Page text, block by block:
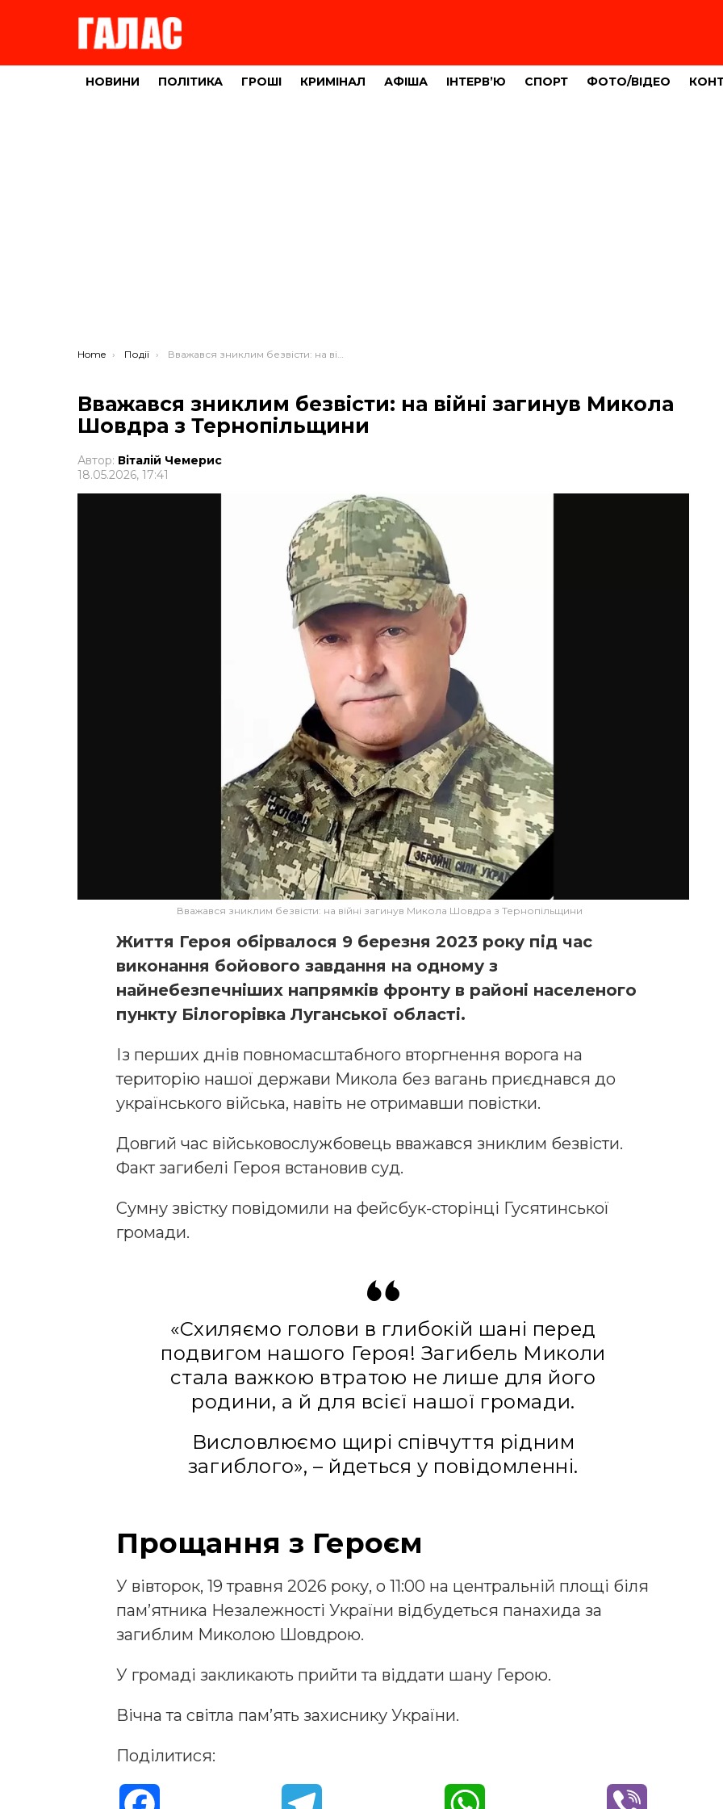
НОВИНИ ПОЛІТИКА ГРОШІ КРИМІНАЛ АФІША ІНТЕРВ’Ю СПОРТ ФОТО/ВІДЕО
You are here:
Home Події Вважався зниклим безвісти: на війні загинув Микола Шовдра з Тернопільщини
Вважався зниклим безвісти: на війні загинув Микола
Шовдра з Тернопільщини
Автор: Віталій Чемерис
18.05.2026, 17:41
Вважався зниклим безвісти: на війні загинув Микола Шовдра з Тернопільщини
Життя Героя обірвалося 9 березня 2023 року під час
виконання бойового завдання на одному з
найнебезпечніших напрямків фронту в районі населеного
пункту Білогорівка Луганської області.
Із перших днів повномасштабного вторгнення ворога на
територію нашої держави Микола без вагань приєднався до
українського війська, навіть не отримавши повістки.
Довгий час військовослужбовець вважався зниклим безвісти.
Факт загибелі Героя встановив суд.
Сумну звістку повідомили на фейсбук-сторінці Гусятинської
громади.
«Схиляємо голови в глибокій шані перед
подвигом нашого Героя! Загибель Миколи
стала важкою втратою не лише для його
родини, а й для всієї нашої громади.
Висловлюємо щирі співчуття рідним
загиблого», – йдеться у повідомленні.
Прощання з Героєм
У вівторок, 19 травня 2026 року, о 11:00 на центральній площі біля
пам’ятника Незалежності України відбудеться панахида за
загиблим Миколою Шовдрою.
У громаді закликають прийти та віддати шану Герою.
Вічна та світла памʼять захиснику України.
Поділитися: